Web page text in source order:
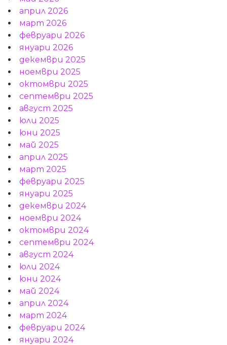
април 2026
март 2026
февруари 2026
януари 2026
декември 2025
ноември 2025
октомври 2025
септември 2025
август 2025
юли 2025
юни 2025
май 2025
април 2025
март 2025
февруари 2025
януари 2025
декември 2024
ноември 2024
октомври 2024
септември 2024
август 2024
юли 2024
юни 2024
май 2024
април 2024
март 2024
февруари 2024
януари 2024